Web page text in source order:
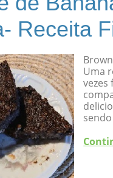
Receita
Uma
vezes